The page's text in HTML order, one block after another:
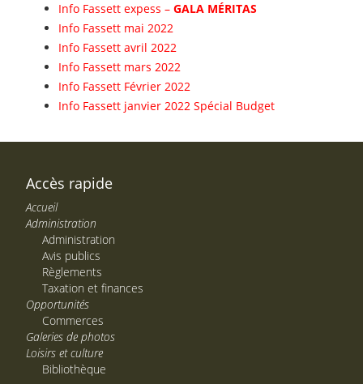
Info Fassett expess – GALA MÉRITAS
Info Fassett mai 2022
Info Fassett avril 2022
Info Fassett mars 2022
Info Fassett Février 2022
Info Fassett janvier 2022 Spécial Budget
Accès rapide
Accueil
Administration
Administration
Avis publics
Règlements
Taxation et finances
Opportunités
Commerces
Galeries de photos
Loisirs et culture
Bibliothèque